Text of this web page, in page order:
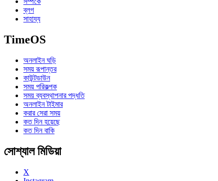
ব্লগ
সাহায্য
TimeOS
অনলাইন ঘড়ি
সময় রূপান্তর
কাউন্টডাউন
সময় পরিকল্পক
সময় ব্যবস্থাপনার পদ্ধতি
অনলাইন টাইমার
করার সেরা সময়
কত দিন হয়েছে
কত দিন বাকি
সোশ্যাল মিডিয়া
X